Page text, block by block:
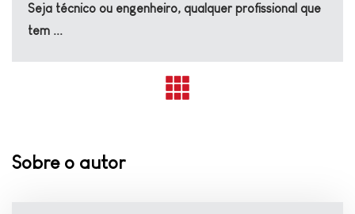
Seja técnico ou engenheiro, qualquer profissional que
tem ...
Sobre o autor